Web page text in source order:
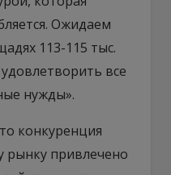
Ожидаем
113-115 тыс.
все
нужды».
конкуренция
рынку привлечено